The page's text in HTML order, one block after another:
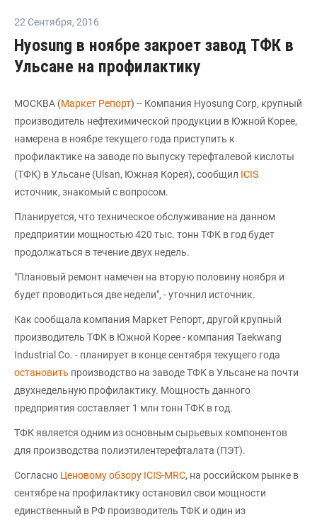
22 Сентября, 2016
Hyosung в ноябре закроет завод ТФК в
Ульсане на профилактику
МОСКВА (Маркет Репорт) -- Компания Hyosung Corp, крупный
производитель нефтехимической продукции в Южной Корее,
намерена в ноябре текущего года приступить к
профилактике на заводе по выпуску терефталевой кислоты
(ТФК) в Ульсане (Ulsan, Южная Корея), сообщил ICIS
источник, знакомый с вопросом.
Планируется, что техническое обслуживание на данном
предприятии мощностью 420 тыс. тонн ТФК в год будет
продолжаться в течение двух недель.
"Плановый ремонт намечен на вторую половину ноября и
будет проводиться две недели", - уточнил источник.
Как сообщала компания Маркет Репорт, другой крупный
производитель ТФК в Южной Корее - компания Taekwang
Industrial Co. - планирует в конце сентября текущего года
остановить производство на заводе ТФК в Ульсане на почти
двухнедельную профилактику. Мощность данного
предприятия составляет 1 млн тонн ТФК в год.
ТФК является одним из основным сырьевых компонентов
для производства полиэтилентерефталата (ПЭТ).
Согласно Ценовому обзору ICIS-MRC, на российском рынке в
сентябре на профилактику остановил свои мощности
единственный в РФ производитель ТФК и один из